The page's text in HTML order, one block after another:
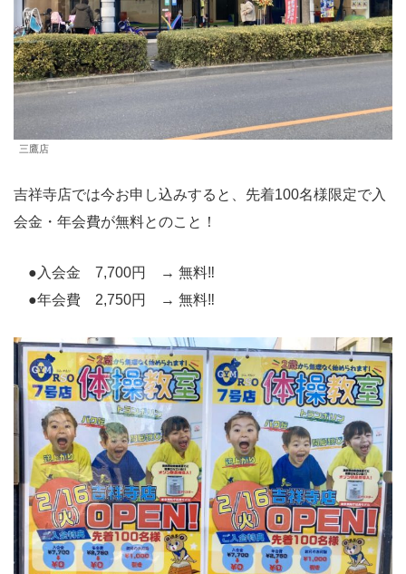
三鷹店
吉祥寺店では今お申し込みすると、先着100名様限定で入
会金・年会費が無料とのこと！
●入会金 7,700円 → 無料‼️
●年会費 2,750円 → 無料‼️